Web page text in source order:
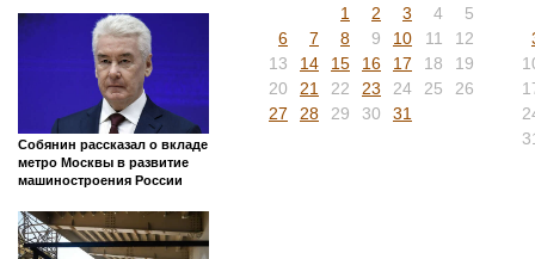
Собянин рассказал о вкладе
метро Москвы в развитие
машиностроения России
1 2 3 4
5
6
7 8 9 10 11
12
13
14 15 16 17 18
19
20
21 22 23 24 25
26
27
28 29 30 31